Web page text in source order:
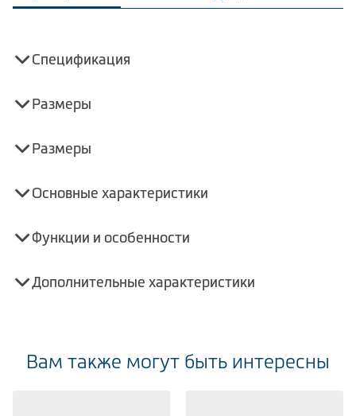
Спецификация
Размеры
Размеры
Основные характеристики
Функции и особенности
Дополнительные характеристики
Вам также могут быть интересны